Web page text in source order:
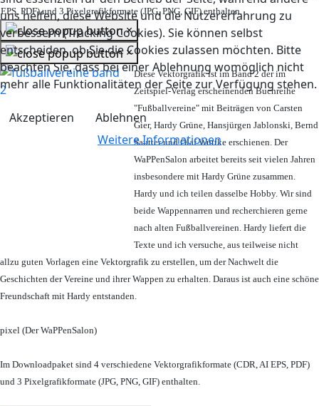
uns helfen, diese Website und die Nutzererfahrung zu
verbessern (Tracking Cookies). Sie können selbst
entscheiden, ob Sie die Cookies zulassen möchten. Bitte
beachten Sie, dass bei einer Ablehnung womöglich nicht
mehr alle Funktionalitäten der Seite zur Verfügung stehen.
Akzeptieren
Ablehnen
Weitere Informationen
EPS, PDF) und 3 Pixelgrafikformate (JPG, PNG, GIF) enthalten.
×
×
Diese Vektorgrafik ist im Band 2 der im
Zeitspiel-Verlag erscheinenden Buchreihe
"Fußballvereine" mit Beiträgen von Carsten
Gier, Hardy Grüne, Hansjürgen Jablonski, Bernd
Sautter und Olaf Wuttke erschienen. Der
WaPPenSalon arbeitet bereits seit vielen Jahren
insbesondere mit Hardy Grüne zusammen.
Hardy und ich teilen dasselbe Hobby. Wir sind
beide Wappennarren und recherchieren gerne
nach alten Fußballvereinen. Hardy liefert die
Texte und ich versuche, aus teilweise nicht
allzu guten Vorlagen eine Vektorgrafik zu erstellen, um der Nachwelt die
Geschichten der Vereine und ihrer Wappen zu erhalten. Daraus ist auch eine schöne
Freundschaft mit Hardy entstanden.
pixel (Der WaPPenSalon)
Im Downloadpaket sind 4 verschiedene Vektorgrafikformate (CDR, AI EPS, PDF)
und 3 Pixelgrafikformate (JPG, PNG, GIF) enthalten.